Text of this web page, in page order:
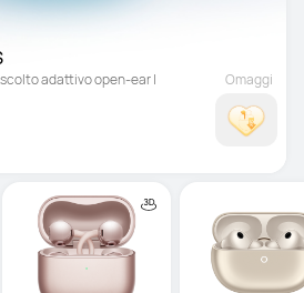
adattivo open-ear |
Omaggi